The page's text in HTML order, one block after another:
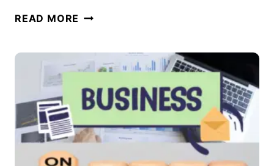
म
र्या
य
?
READ MORE छो
यां
सा
ठी
स